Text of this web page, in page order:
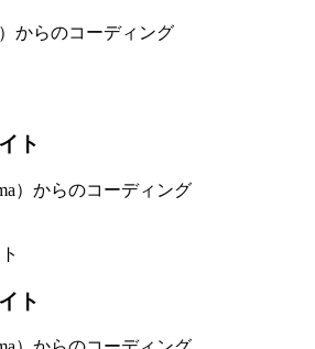
からのコーディング
ト
）からのコーディング
ト